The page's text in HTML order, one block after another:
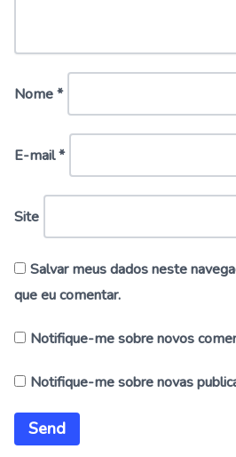
Nome*
E-mail*
Site
Salvar meus dados neste
que eu comentar.
Notifique-me sobre novos
Notifique-me sobre novas